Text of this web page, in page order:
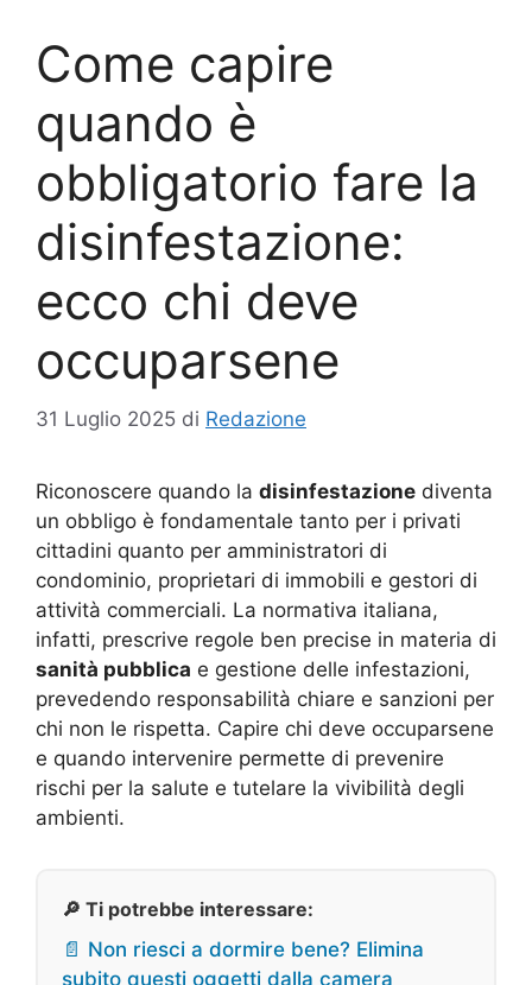
Come capire
quando è
obbligatorio fare la
disinfestazione:
ecco chi deve
occuparsene
31 Luglio 2025 di Redazione
Riconoscere quando la disinfestazione diventa
un obbligo è fondamentale tanto per i privati
cittadini quanto per amministratori di
condominio, proprietari di immobili e gestori di
attività commerciali. La normativa italiana,
infatti, prescrive regole ben precise in materia di
sanità pubblica e gestione delle infestazioni,
prevedendo responsabilità chiare e sanzioni per
chi non le rispetta. Capire chi deve occuparsene
e quando intervenire permette di prevenire
rischi per la salute e tutelare la vivibilità degli
ambienti.
🔎 Ti potrebbe interessare:
📄 Non riesci a dormire bene? Elimina
subito questi oggetti dalla camera